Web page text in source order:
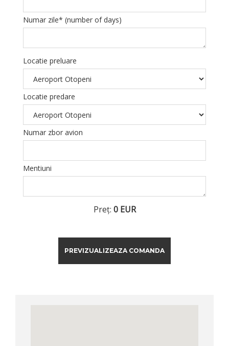
Numar zile* (number of days)
Locatie preluare
Locatie predare
Numar zbor avion
Mentiuni
Preț: 0 EUR
PREVIZUALIZEAZA COMANDA